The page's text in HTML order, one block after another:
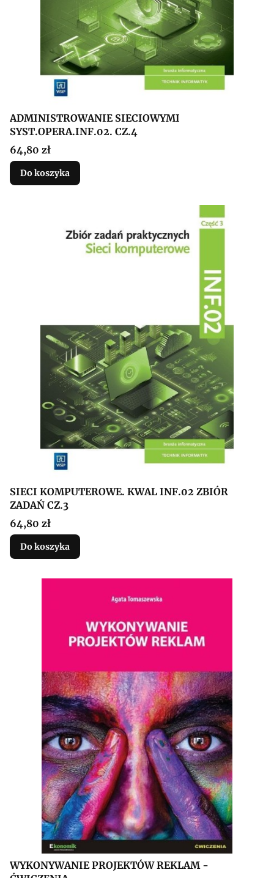
ADMINISTROWANIE SIECIOWYMI
SYST.OPERA.INF.02. CZ.4
Cena
64,80 zł
Do koszyka
SIECI KOMPUTEROWE. KWAL INF.02 ZBIÓR
ZADAŃ CZ.3
Cena
64,80 zł
Do koszyka
WYKONYWANIE PROJEKTÓW REKLAM -